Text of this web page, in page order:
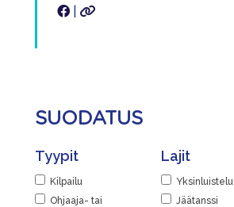
SUODATUS
Tyypit
Kilpailu
Ohjaaja- tai
Lajit
Yksinluistelu
Jäätanssi